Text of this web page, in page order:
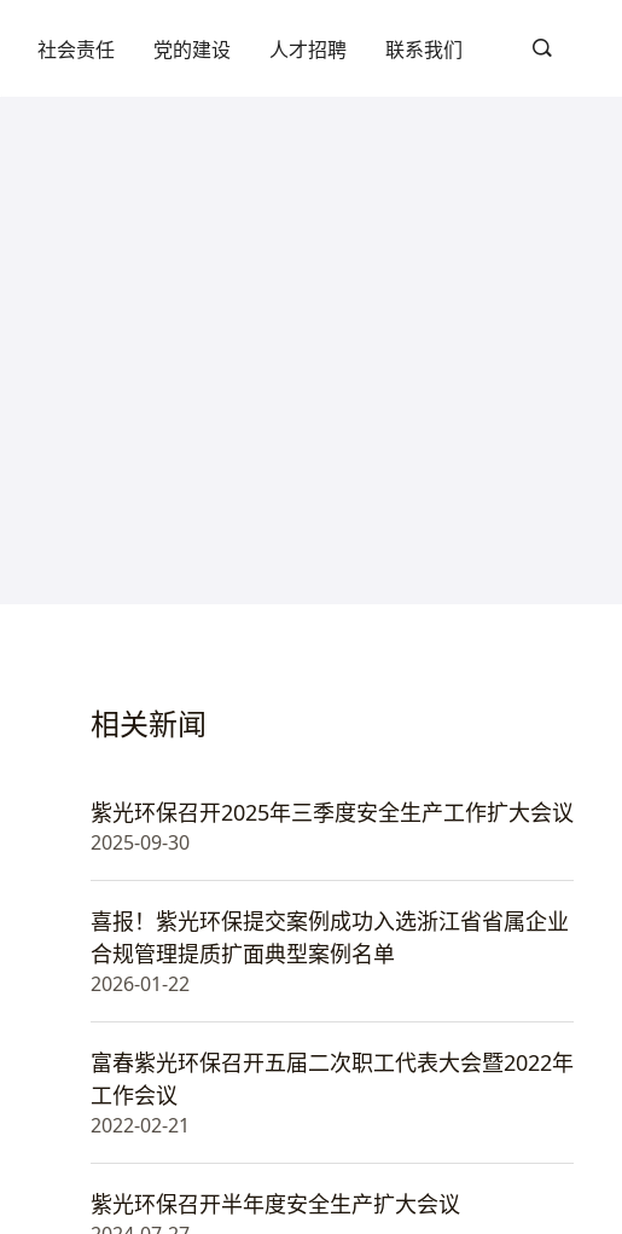
社会责任 党的建设 人才招聘 联系我们
相关新闻
紫光环保召开2025年三季度安全生产工作扩大会议
2025-09-30
喜报！紫光环保提交案例成功入选浙江省省属企业
合规管理提质扩面典型案例名单
2026-01-22
富春紫光环保召开五届二次职工代表大会暨2022年
工作会议
2022-02-21
紫光环保召开半年度安全生产扩大会议